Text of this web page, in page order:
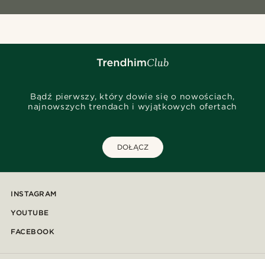
Bądź pierwszy, który dowie się o nowościach,
najnowszych trendach i wyjątkowych ofertach
DOŁĄCZ
INSTAGRAM
YOUTUBE
FACEBOOK